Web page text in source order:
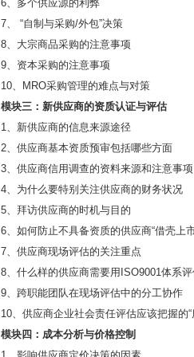
6、多个供应源的利弊
7、 “自制与采购/外包”决策
8、大宗商品采购的注意事项
9、资本采购的注意事项
10、MRO采购管理的难点与对策
模块三：新供应商的资质认证与评估
1、新供应商的信息来源途径
2、供应商基本资质预审包括哪些方面
3、供应商信用调查的资料来源和注意事项
4、为什么要特别关注供应商的财务状况
5、拜访供应商的时机与目的
6、如何防止不具备资质的供应商“借壳上
7、供应商现场评估的关注重点
8、什么样的供应商需要用ISO9001体系
9、跨职能团队在现场评估中的分工协作
10、供应商企业社会责任评估应该把握的“
模块四：成本分析与价格控制